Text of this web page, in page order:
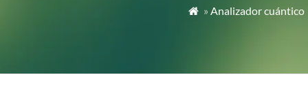
 » Analizador cuántico​